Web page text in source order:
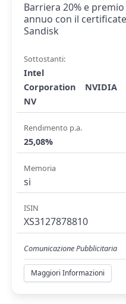
Barriera 20% e
annuo con il
Sandisk
Sottostanti:
Intel
Corporation
NVIDIA
NV
Rendimento p.a.
25,08%
Memoria
si
ISIN
XS3127878810
Comunicazione Pubblicitaria
Maggiori Informazioni